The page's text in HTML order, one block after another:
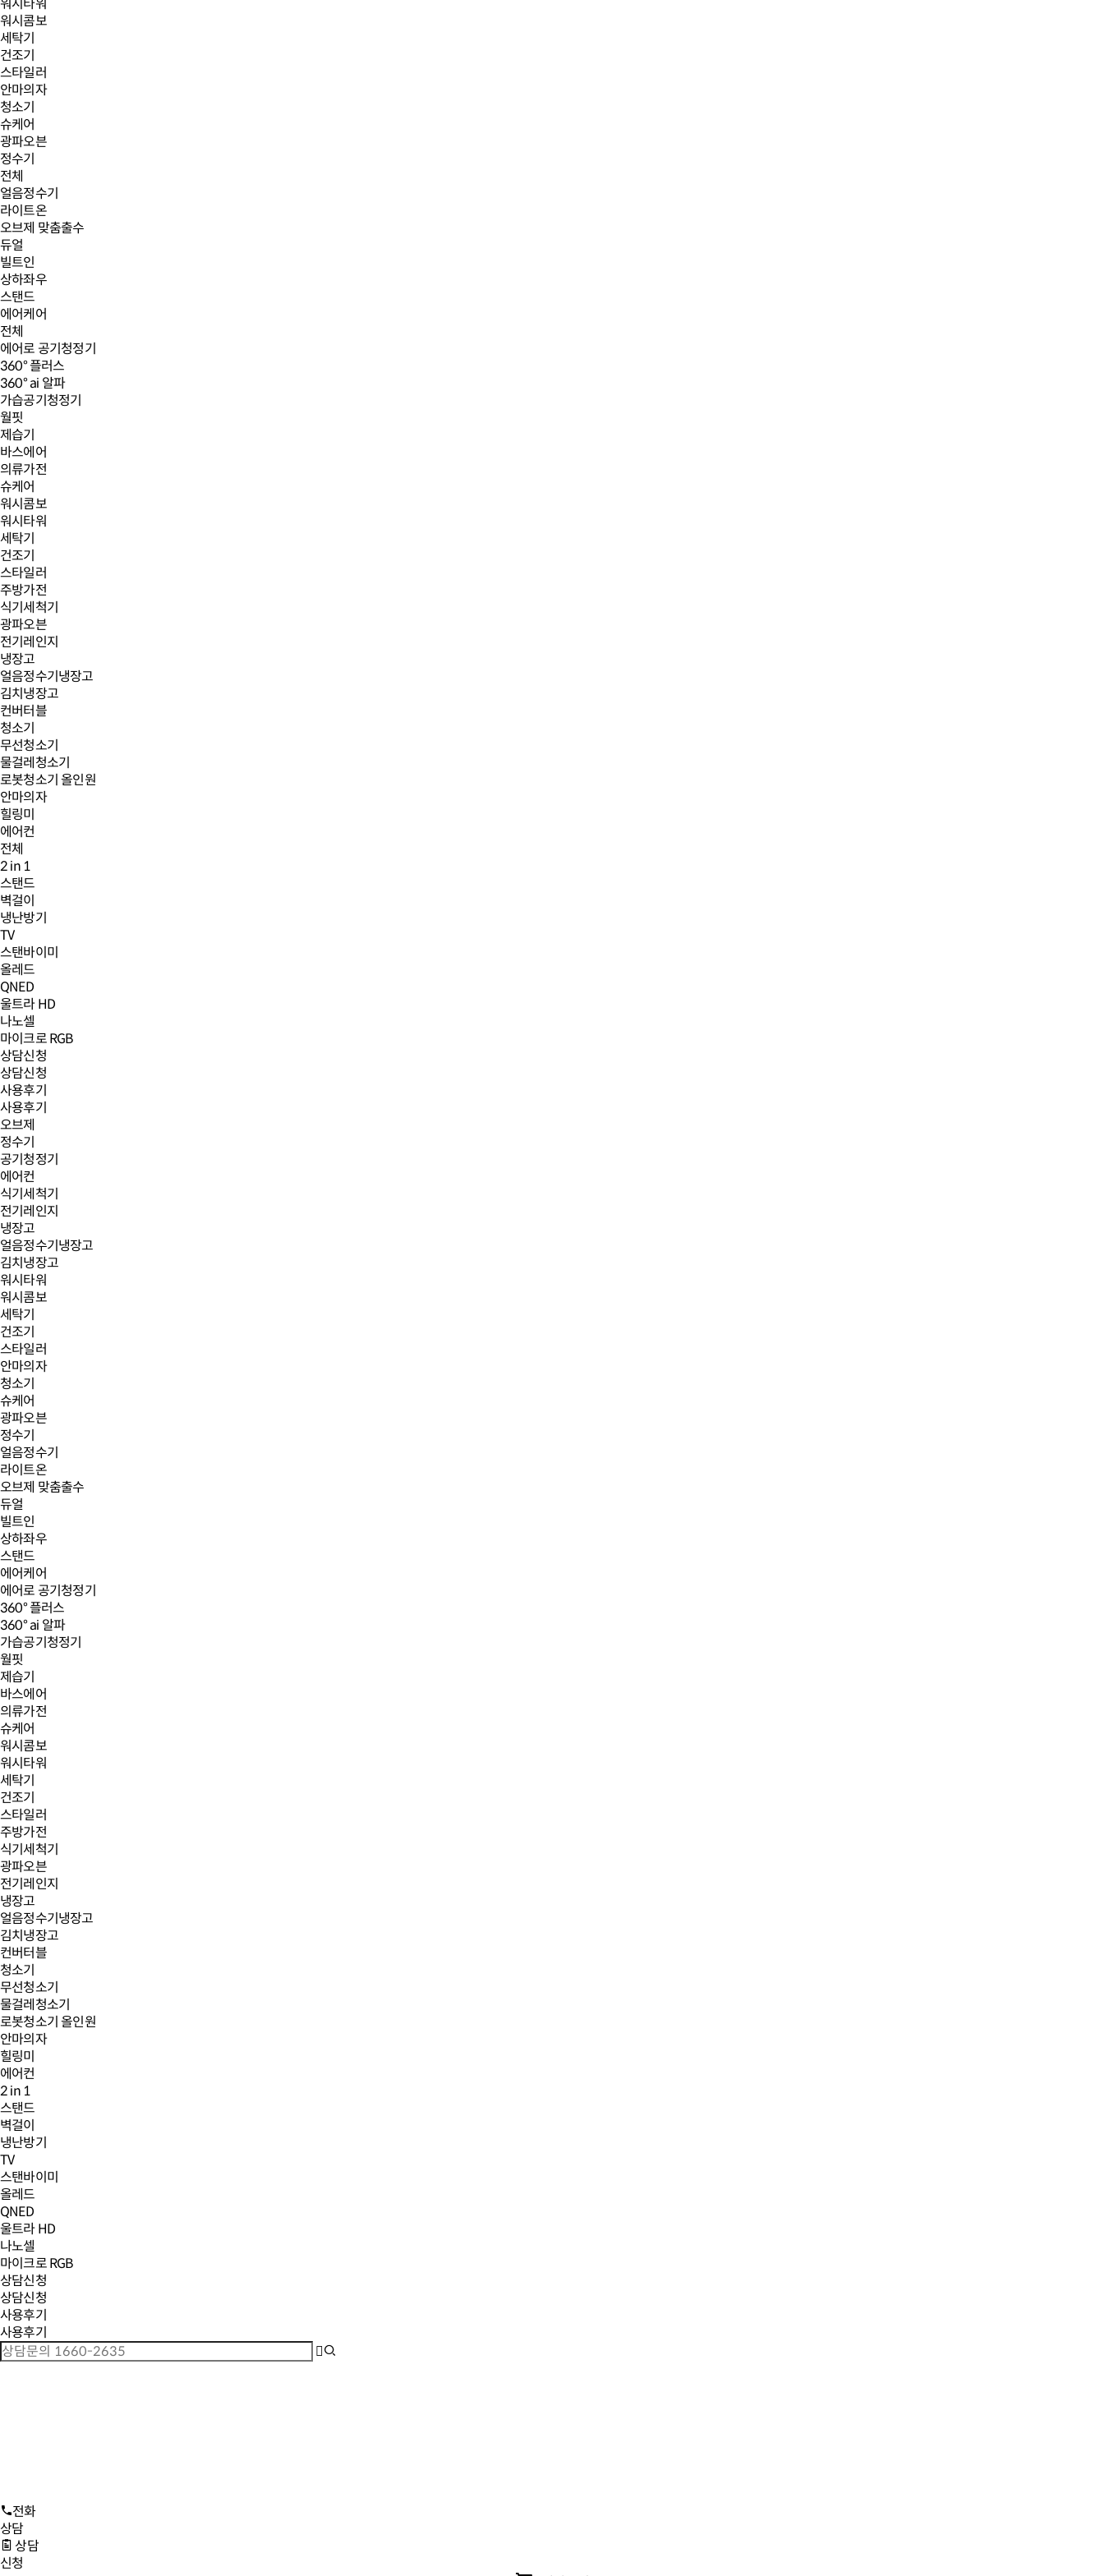
워시타워
워시콤보
세탁기
건조기
스타일러
안마의자
청소기
슈케어
광파오븐
정수기
전체
얼음정수기
라이트온
오브제 맞춤출수
듀얼
빌트인
상하좌우
스탠드
에어케어
전체
에어로 공기청정기
360° 플러스
360° ai 알파
가습공기청정기
월핏
제습기
바스에어
의류가전
슈케어
워시콤보
워시타워
세탁기
건조기
스타일러
주방가전
식기세척기
광파오븐
전기레인지
냉장고
얼음정수기냉장고
김치냉장고
컨버터블
청소기
무선청소기
물걸레청소기
로봇청소기 올인원
안마의자
힐링미
에어컨
전체
2 in 1
스탠드
벽걸이
냉난방기
TV
스탠바이미
올레드
QNED
울트라 HD
나노셀
마이크로 RGB
상담신청
상담신청
사용후기
사용후기
오브제
정수기
공기청정기
에어컨
식기세척기
전기레인지
냉장고
얼음정수기냉장고
김치냉장고
워시타워
워시콤보
세탁기
건조기
스타일러
안마의자
청소기
슈케어
광파오븐
정수기
얼음정수기
라이트온
오브제 맞춤출수
듀얼
빌트인
상하좌우
스탠드
에어케어
에어로 공기청정기
360° 플러스
360° ai 알파
가습공기청정기
월핏
제습기
바스에어
의류가전
슈케어
워시콤보
워시타워
세탁기
건조기
스타일러
주방가전
식기세척기
광파오븐
전기레인지
냉장고
얼음정수기냉장고
김치냉장고
컨버터블
청소기
무선청소기
물걸레청소기
로봇청소기 올인원
안마의자
힐링미
에어컨
2 in 1
스탠드
벽걸이
냉난방기
TV
스탠바이미
올레드
QNED
울트라 HD
나노셀
마이크로 RGB
상담신청
상담신청
사용후기
사용후기
전화
상담
상담
신청